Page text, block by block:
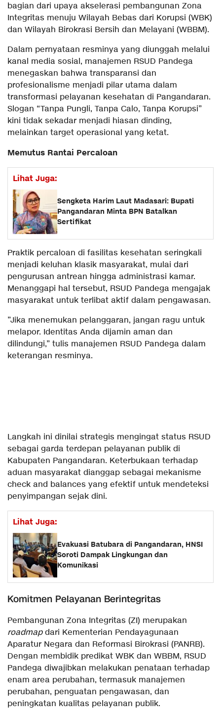
bagian dari upaya akselerasi pembangunan Zona
Integritas menuju Wilayah Bebas dari Korupsi (WBK)
dan Wilayah Birokrasi Bersih dan Melayani (WBBM).
​Dalam pernyataan resminya yang diunggah melalui
kanal media sosial, manajemen RSUD Pandega
menegaskan bahwa transparansi dan
profesionalisme menjadi pilar utama dalam
transformasi pelayanan kesehatan di Pangandaran.
Slogan “Tanpa Pungli, Tanpa Calo, Tanpa Korupsi”
kini tidak sekadar menjadi hiasan dinding,
melainkan target operasional yang ketat.
​Memutus Rantai Percaloan
Lihat Juga:
Sengketa Harim Laut Madasari: Bupati
Pangandaran Minta BPN Batalkan
Sertifikat
​Praktik percaloan di fasilitas kesehatan seringkali
menjadi keluhan klasik masyarakat, mulai dari
pengurusan antrean hingga administrasi kamar.
Menanggapi hal tersebut, RSUD Pandega mengajak
masyarakat untuk terlibat aktif dalam pengawasan.
​”Jika menemukan pelanggaran, jangan ragu untuk
melapor. Identitas Anda dijamin aman dan
dilindungi,” tulis manajemen RSUD Pandega dalam
keterangan resminya.
​Langkah ini dinilai strategis mengingat status RSUD
sebagai garda terdepan pelayanan publik di
Kabupaten Pangandaran. Keterbukaan terhadap
aduan masyarakat dianggap sebagai mekanisme
check and balances yang efektif untuk mendeteksi
penyimpangan sejak dini.
Lihat Juga:
Evakuasi Batubara di Pangandaran, HNSI
Soroti Dampak Lingkungan dan
Komunikasi
​Komitmen Pelayanan Berintegritas
​Pembangunan Zona Integritas (ZI) merupakan
roadmapdari Kementerian Pendayagunaan
Aparatur Negara dan Reformasi Birokrasi (PANRB).
Dengan membidik predikat WBK dan WBBM, RSUD
Pandega diwajibkan melakukan penataan terhadap
enam area perubahan, termasuk manajemen
perubahan, penguatan pengawasan, dan
peningkatan kualitas pelayanan publik.